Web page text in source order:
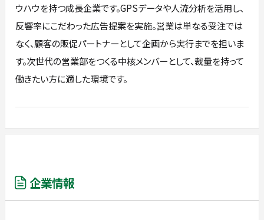
ウハウを持つ成長企業です。GPSデータや人流分析を活用し、
反響率にこだわった広告提案を実施。営業は単なる受注では
なく、顧客の販促パートナーとして企画から実行までを担いま
す。次世代の営業部をつくる中核メンバーとして、裁量を持って
働きたい方に適した環境です。
企業情報